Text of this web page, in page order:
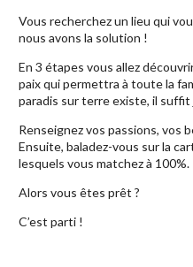
Vous recherchez un lieu qui
nous avons la solution !
En 3 étapes vous allez
paix qui permettra à toute la
paradis sur terre existe, il
Renseignez vos passions, vos
Ensuite, baladez-vous sur la
lesquels vous matchez à 100%.
Alors vous êtes prêt ?
C’est parti !